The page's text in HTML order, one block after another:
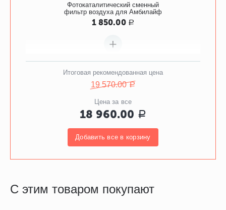
Фотокаталитический сменный
фильтр воздуха для Амбилайф
1 850.00 Р
+
Сменный фильтр воздуха для
Амбилайф Пылевой
2x 305.00 Р 610.00 Р
Итоговая рекомендованная цена
19 570.00 Р
Цена за все
18 960.00 Р
Добавить все в корзину
С этим товаром покупают